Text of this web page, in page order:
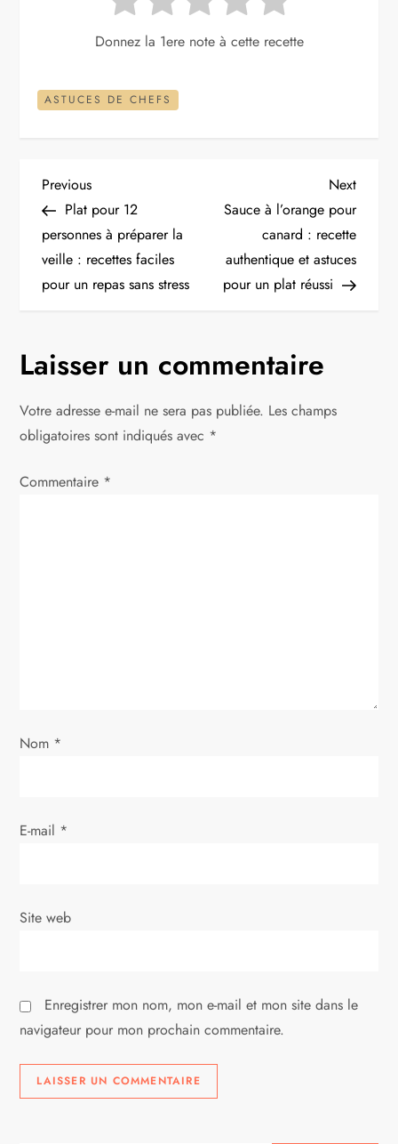
Donnez la 1ere note à cette recette
ASTUCES DE CHEFS
N
a
v
g
a
t
i
’
r
i
l
e
Previous
Post
Previous
Plat pour 12
personnes à préparer la
veille : recettes faciles
pour un repas sans stress
Next
Post
Next
Sauce à l’orange pour
canard : recette
authentique et astuces
pour un plat réussi
Laisser un commentaire
Votre adresse e-mail ne sera pas publiée. Les champs
obligatoires sont indiqués avec *
Commentaire *
Nom *
E-mail *
Site web
Enregistrer mon nom, mon e-mail et mon site dans le
navigateur pour mon prochain commentaire.